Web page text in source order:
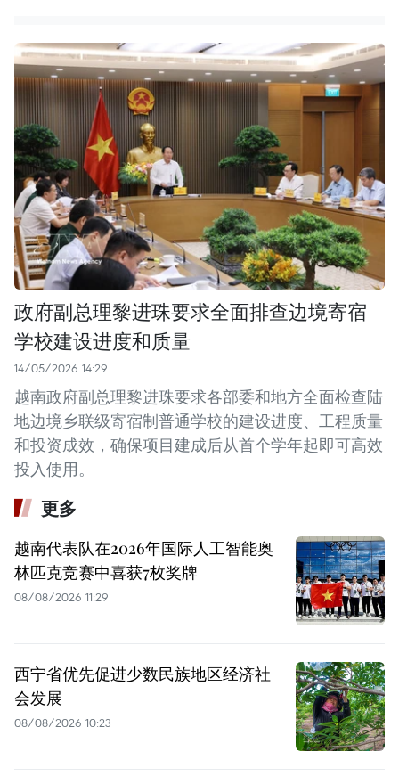
政府副总理黎进珠要求全面排查边境寄宿
学校建设进度和质量
14/05/2026 14:29
越南政府副总理黎进珠要求各部委和地方全面检查陆
地边境乡联级寄宿制普通学校的建设进度、工程质量
和投资成效，确保项目建成后从首个学年起即可高效
投入使用。
更多
越南代表队在2026年国际人工智能奥
林匹克竞赛中喜获7枚奖牌
08/08/2026 11:29
西宁省优先促进少数民族地区经济社
会发展
08/08/2026 10:23